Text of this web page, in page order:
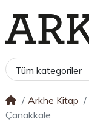
Tüm kategoriler
Arkhe Kitap
Çanakkale